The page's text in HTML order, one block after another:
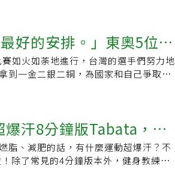
有醫療人員持續監測病患的心臟及呼
而死亡的風險。新興毒品濫用情況 台多
情形比台灣嚴重，後因2014年至2016年
合作，計畫中選定安非他命作為指標，
結果韓國查獲的安非他命至多僅有幾十
綜合體。」他指出，新興毒品目前已
傳統毒品，或安非他命、搖頭丸等合
也表示，由於新興毒品種類眾多，成癮
在的健康危險性較高。知識點｜什麼是
在全球數一數二，深受國內外醫界矚
限制談起與菲律賓的緣分，陳肇隆說，
完成菲律賓第一例活體肝移植手術，當
Enrique Tangonan Ona，後來這位教
」事實上，陳肇隆醫師團隊曾幫助眾
師應邀在馬尼拉亞洲移植高峰會演講的
當地患者重新相聚、獻上感謝，另有菲
到高雄長庚接受換肝手術的100多位菲
任後，對於陳肇隆醫師所率領的高雄長
11%，這幾天韓國於解禁開放後第三
，一天新增五萬多人，「這都是警訊，
訊。」他表示，若放棄基本個人防護，
專案主要是針對返國探親的『自己人』
才會考慮。同時也說，「目前沒有封
產地若是中國製可否接受？陳時中表
邊進口，其商業進爭是另外一回事。
好的安排。」東奧5位台
、楊勇緯、羅嘉翎、魏
如火如荼地進行，台灣的選手們努力地
到一金二銀二銅，為國家和自己爭取光
，看到那個一直以來努力不懈的自
信所有的挫折，都是最好的安排。」在
天下午的賽事中突破自我極限，用抓舉
紀錄，成功奪得2020東京奧運女子59
賽、亞錦賽等國際賽事金牌，目前仍
汗8分鐘版Tabata，燃
脂、減肥的話，有什麼運動超爆汗？不
除了常見的4分鐘版本外，健身教練